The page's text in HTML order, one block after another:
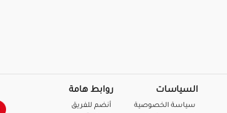
السياسات
سياسة الخصوصية
روابط هامة
أنضم للفريق